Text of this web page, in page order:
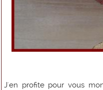
J'en profite pour vous